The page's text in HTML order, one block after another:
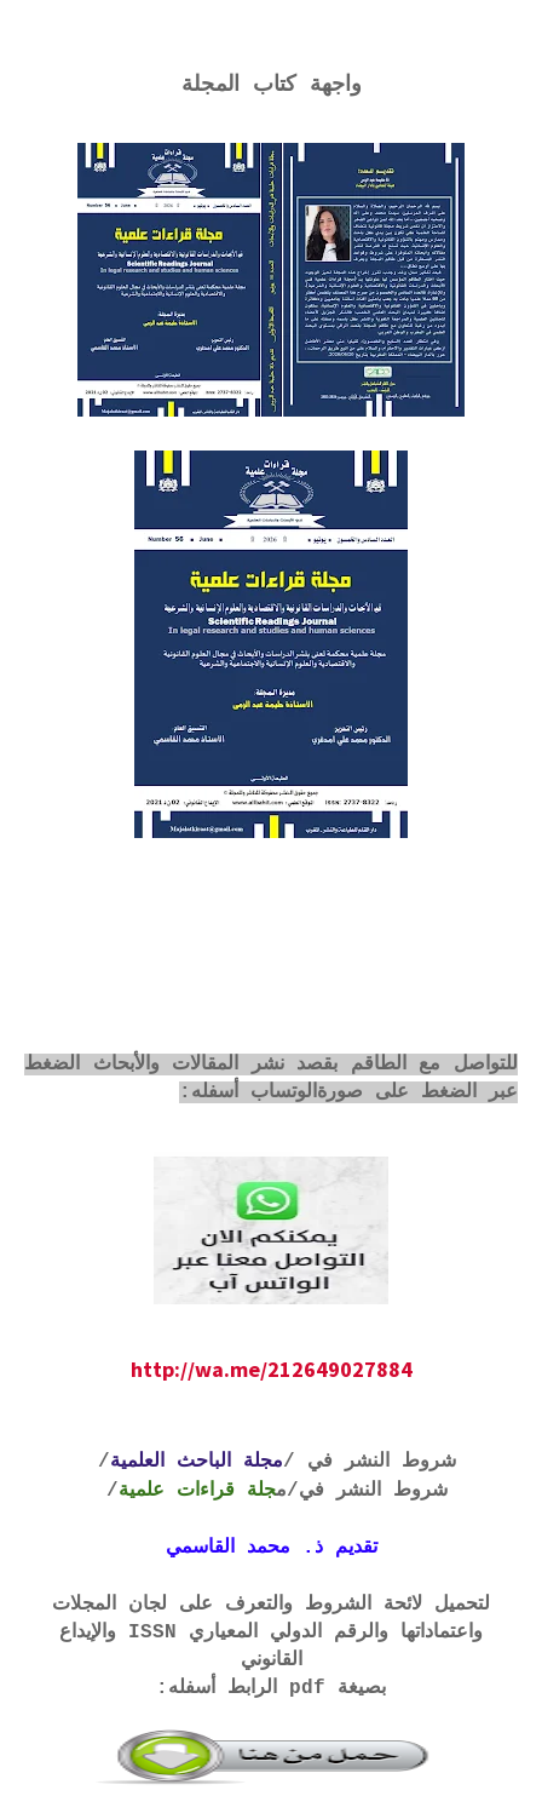
واجهة كتاب المجلة
للتواصل مع الطاقم بقصد نشر المقالات والأبحاث الضغط
عبر الضغط على صورةالوتساب أسفله:
http://wa.me/212649027884
شروط النشر في /مجلة الباحث العلمية/
شروط النشر في/مجلة قراءات علمية/
تقديم ذ. محمد القاسمي
لتحميل لائحة الشروط والتعرف على لجان المجلات
واعتماداتها والرقم الدولي المعياري ISSN والإيداع
القانوني
بصيغة pdf الرابط أسفله: